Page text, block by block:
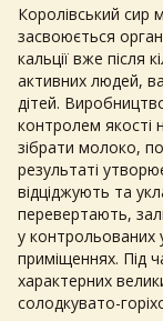
Королівський сир
засвоюється
кальції вже після
активних людей,
дітей.
контролем якості
зібрати молоко,
результаті
відціджують та
перевертають,
у
приміщеннях. Під
характерних
солодкувато-